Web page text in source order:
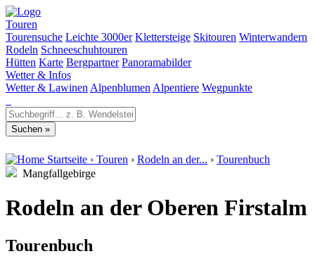
Touren
Tourensuche Leichte 3000er Klettersteige Skitouren Winterwandern
Rodeln Schneeschuhtouren
Hütten Karte Bergpartner Panoramabilder
Wetter & Infos
Wetter & Lawinen Alpenblumen Alpentiere Wegpunkte
Startseite › Touren › Rodeln an der... › Tourenbuch
Mangfallgebirge
Rodeln an der Oberen Firstalm
Tourenbuch